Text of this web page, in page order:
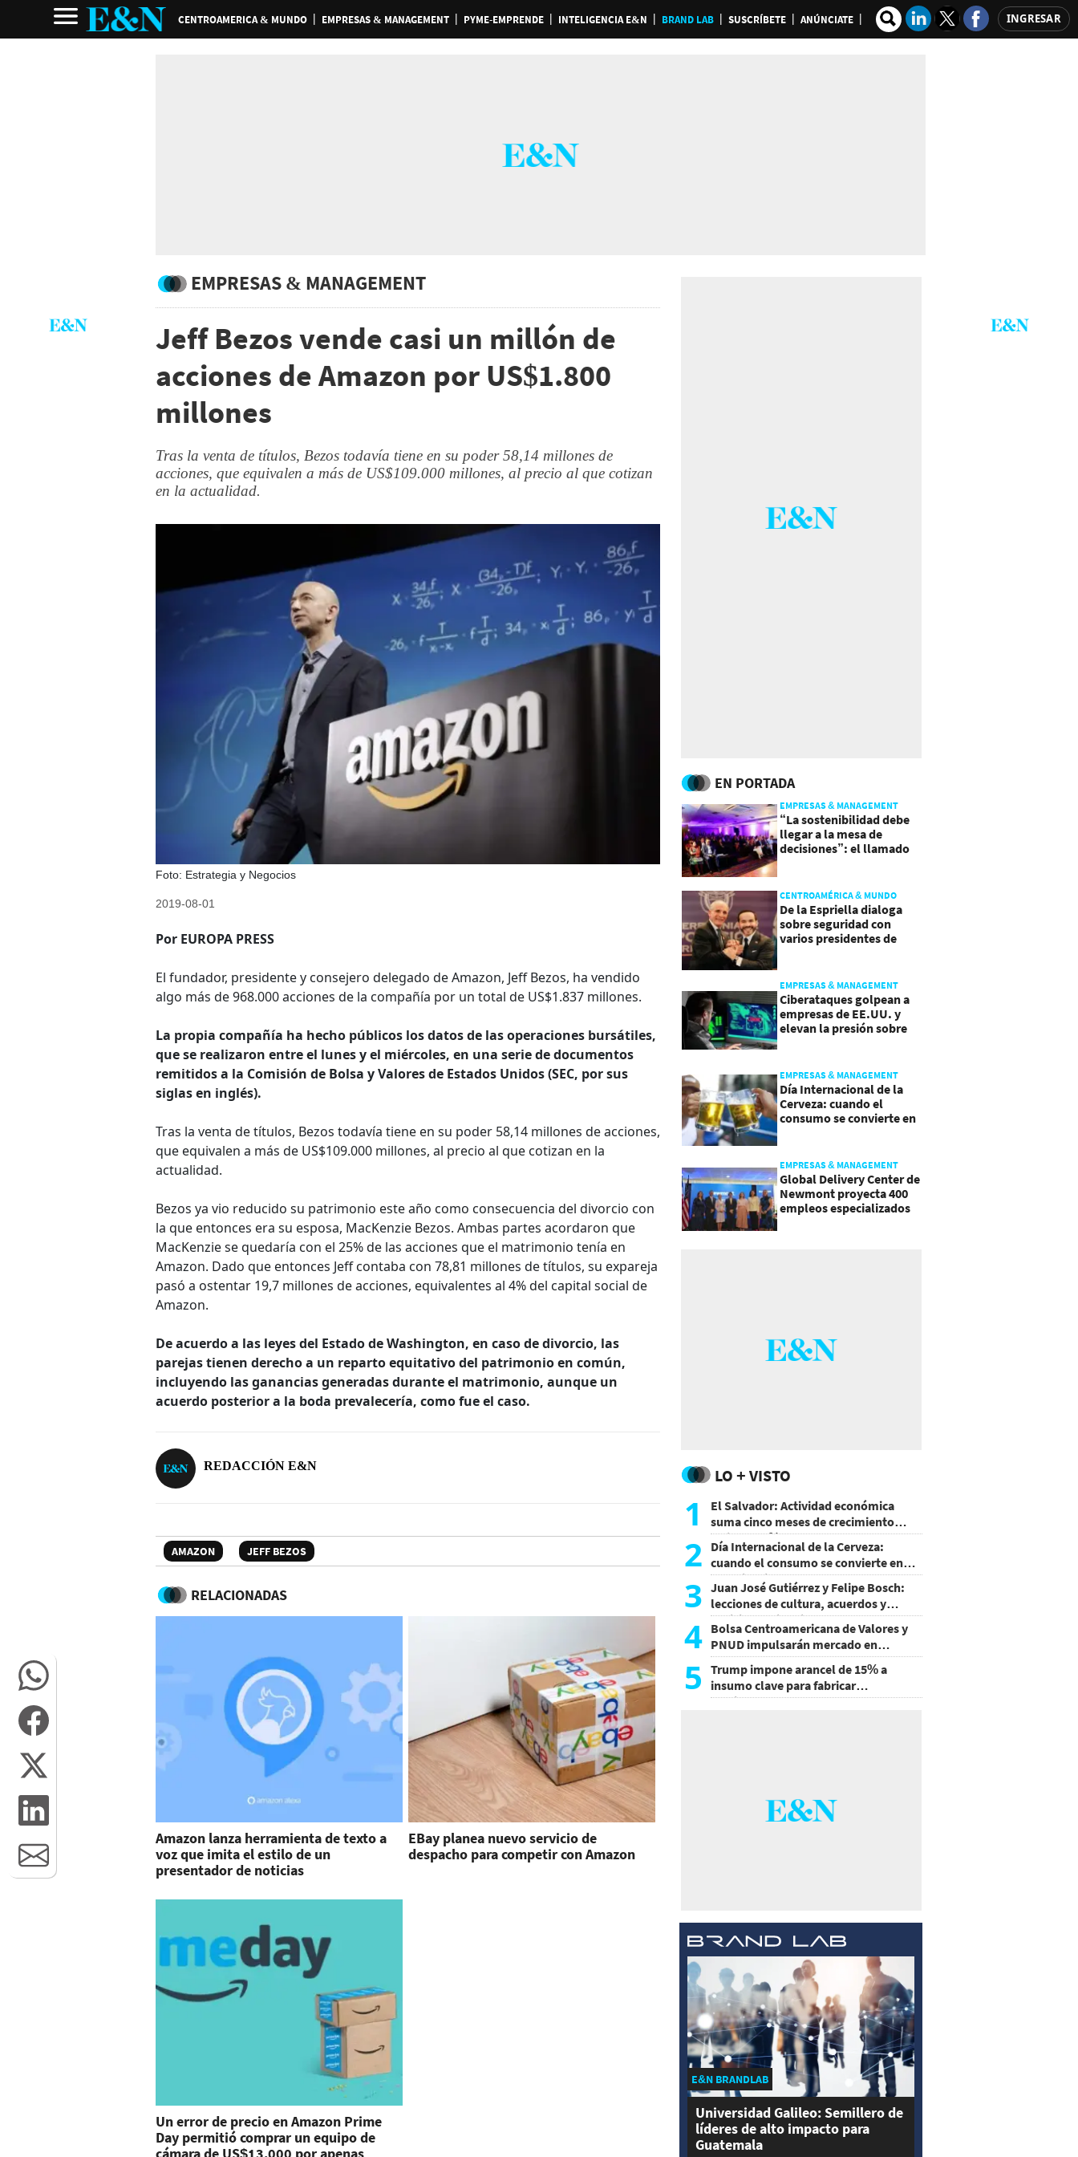
CENTROAMERICA & MUNDO EMPRESAS & MANAGEMENT PYME-EMPRENDE INTELIGENCIA E&N BRAND LAB SUSCRÍBETE ANÚNCIATE INGRESAR
EMPRESAS & MANAGEMENT
Jeff Bezos vende casi un millón de
acciones de Amazon por US$1.800
millones
Tras la venta de títulos, Bezos todavía tiene en su poder 58,14 millones de
acciones, que equivalen a más de US$109.000 millones, al precio al que cotizan
en la actualidad.
Foto: Estrategia y Negocios
2019-08-01
Por EUROPA PRESS
El fundador, presidente y consejero delegado de Amazon, Jeff Bezos, ha vendido
algo más de 968.000 acciones de la compañía por un total de US$1.837 millones.
La propia compañía ha hecho públicos los datos de las operaciones bursátiles,
que se realizaron entre el lunes y el miércoles, en una serie de documentos
remitidos a la Comisión de Bolsa y Valores de Estados Unidos (SEC, por sus
siglas en inglés).
Tras la venta de títulos, Bezos todavía tiene en su poder 58,14 millones de acciones,
que equivalen a más de US$109.000 millones, al precio al que cotizan en la
actualidad.
Bezos ya vio reducido su patrimonio este año como consecuencia del divorcio con
la que entonces era su esposa, MacKenzie Bezos. Ambas partes acordaron que
MacKenzie se quedaría con el 25% de las acciones que el matrimonio tenía en
Amazon. Dado que entonces Jeff contaba con 78,81 millones de títulos, su expareja
pasó a ostentar 19,7 millones de acciones, equivalentes al 4% del capital social de
Amazon.
De acuerdo a las leyes del Estado de Washington, en caso de divorcio, las
parejas tienen derecho a un reparto equitativo del patrimonio en común,
incluyendo las ganancias generadas durante el matrimonio, aunque un
acuerdo posterior a la boda prevalecería, como fue el caso.
REDACCIÓN E&N
AMAZON JEFF BEZOS
RELACIONADAS
Amazon lanza herramienta de texto a
voz que imita el estilo de un
presentador de noticias
EBay planea nuevo servicio de
despacho para competir con Amazon
Un error de precio en Amazon Prime
Day permitió comprar un equipo de
cámara de US$13.000 por apenas
EN PORTADA
EMPRESAS & MANAGEMENT
“La sostenibilidad debe
llegar a la mesa de
decisiones”: el llamado
CENTROAMÉRICA & MUNDO
De la Espriella dialoga
sobre seguridad con
varios presidentes de
EMPRESAS & MANAGEMENT
Ciberataques golpean a
empresas de EE.UU. y
elevan la presión sobre
EMPRESAS & MANAGEMENT
Día Internacional de la
Cerveza: cuando el
consumo se convierte en
EMPRESAS & MANAGEMENT
Global Delivery Center de
Newmont proyecta 400
empleos especializados
LO + VISTO
1
El Salvador: Actividad económica
suma cinco meses de crecimiento
arriba de 4%
2 Día Internacional de la Cerveza:
cuando el consumo se convierte en
experiencia
3 Juan José Gutiérrez y Felipe Bosch:
lecciones de cultura, acuerdos y
decisiones sin miedo
4 Bolsa Centroamericana de Valores y
PNUD impulsarán mercado en
Honduras
5
Trump impone arancel de 15% a
insumo clave para fabricar
semiconductores y paneles
E&N BRANDLAB
Universidad Galileo: Semillero de
líderes de alto impacto para
Guatemala